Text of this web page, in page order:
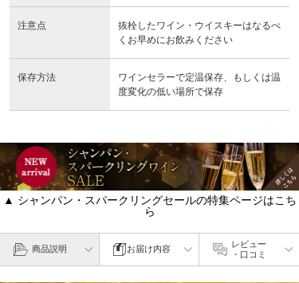
注意点
抜栓したワイン・ウイスキーはなるべ
くお早めにお飲みください
保存方法
ワインセラーで定温保存、もしくは温
度変化の低い場所で保存
▲ シャンパン・スパークリングセールの特集ページはこち
ら
商品説明 お届け内容
レビュー
・口コミ